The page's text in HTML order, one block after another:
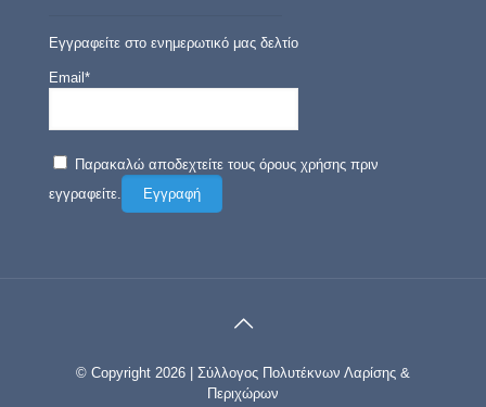
Εγγραφείτε στο ενημερωτικό μας δελτίο
Email*
Παρακαλώ αποδεχτείτε τους όρους χρήσης πριν
εγγραφείτε.
© Copyright 2026 | Σύλλογος Πολυτέκνων Λαρίσης &
Περιχώρων